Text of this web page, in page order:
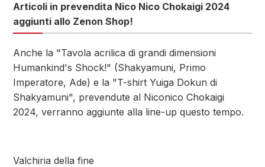
Articoli in prevendita Nico Nico Chokaigi 2024
aggiunti allo Zenon Shop!
Anche la "Tavola acrilica di grandi dimensioni
Humankind's Shock!" (Shakyamuni, Primo
Imperatore, Ade) e la "T-shirt Yuiga Dokun di
Shakyamuni", prevendute al Niconico Chokaigi
2024, verranno aggiunte alla line-up questo tempo.
Valchiria della fine